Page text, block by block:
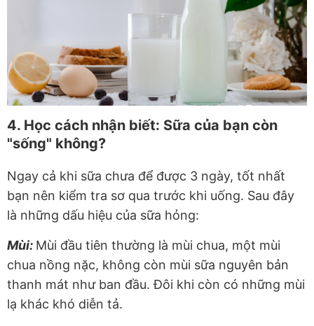
4. Học cách nhận biết: Sữa của bạn còn
"sống" không?
Ngay cả khi sữa chưa để được 3 ngày, tốt nhất
bạn nên kiểm tra sơ qua trước khi uống. Sau đây
là những dấu hiệu của sữa hỏng:
Mùi: Mùi đầu tiên thường là mùi chua, một mùi
chua nồng nặc, không còn mùi sữa nguyên bản
thanh mát như ban đầu. Đôi khi còn có những mùi
lạ khác khó diễn tả.